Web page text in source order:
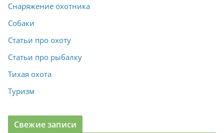
Снаряжение охотника
Собаки
Статьи про охоту
Статьи про рыбалку
Тихая охота
Туризм
Свежие записи